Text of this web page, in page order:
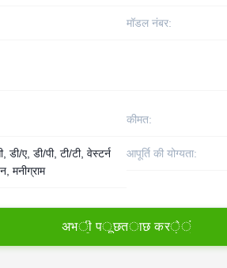
मॉडल नंबर:
कीमत:
डी/ए, डी/पी, टी/टी, वेस्टर्न
मनीग्राम
आपूर्ति की योग्यता:
अभी पूछताछ करें